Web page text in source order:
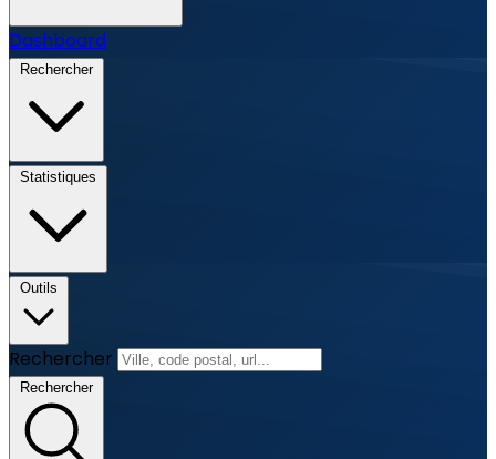
Dashboard
Rechercher
Statistiques
Outils
Rechercher
Rechercher